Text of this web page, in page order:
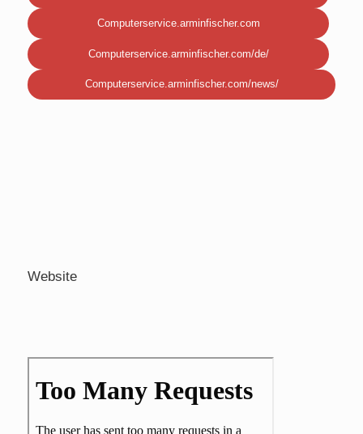
Computerservice.arminfischer.com
Computerservice.arminfischer.com/de/
Computerservice.arminfischer.com/news/
Website